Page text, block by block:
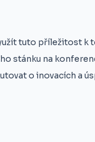
tuto příležitost k
stánku na
o inovacích a